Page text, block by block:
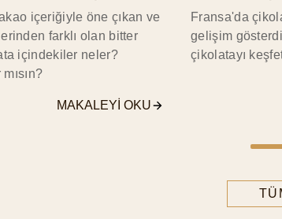
içeriğiyle öne çıkan ve
farklı olan bitter
içindekiler neler?
MAKALEYI OKU
Fransa'da
gelişim
çikolatayı